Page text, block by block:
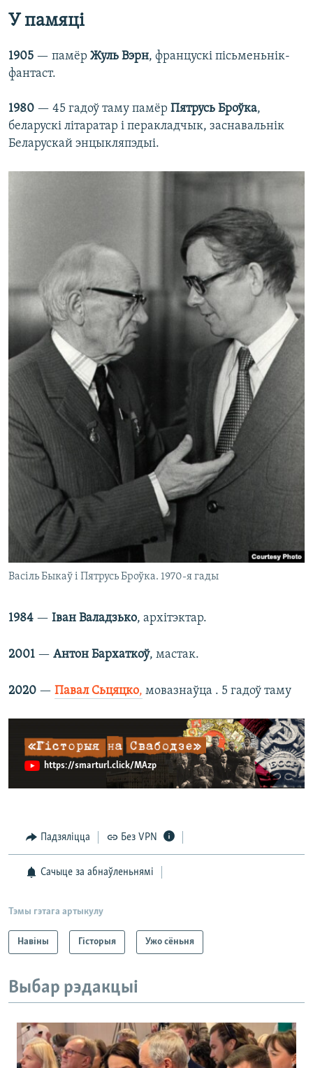
У памяці
1905 — памёр Жуль Вэрн, францускі пісьменьнік-
фантаст.
1980 — 45 гадоў таму памёр Пятрусь Броўка,
беларускі літаратар і перакладчык, заснавальнік
Беларускай энцыкляпэдыі.
Васіль Быкаў і Пятрусь Броўка. 1970-я гады
1984 — Iван Валадзько, архітэктар.
2001 — Антон Бархаткоў, мастак.
2020 — Павал Сьцяцко, мовазнаўца . 5 гадоў таму
https://smarturl.click/MAzp
Падзяліцца Без VPN
Сачыце за абнаўленьнямі
Тэмы гэтага артыкулу
Навіны Гісторыя Ужо сёньня
Выбар рэдакцыі